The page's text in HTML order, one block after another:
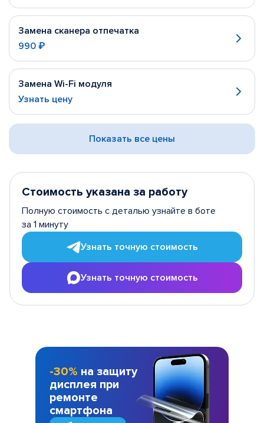
Замена сканера отпечатка
990 ₽
Замена Wi-Fi модуля
Узнать цену
Показать все цены
Стоимость указана за работу
Полную стоимость с деталью узнайте в боте
за 1 минуту
Узнать точную стоимость
Узнать точную стоимость
-30% на защиту
дисплея при
ремонте
смартфона